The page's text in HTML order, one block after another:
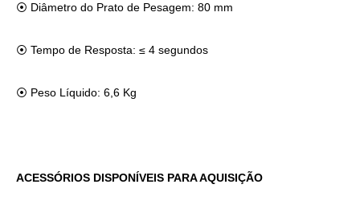
⦿ Diâmetro do Prato de Pesagem: 80 mm
⦿ Tempo de Resposta: ≤ 4 segundos
⦿ Peso Líquido: 6,6 Kg
ACESSÓRIOS DISPONÍVEIS PARA AQUISIÇÃO